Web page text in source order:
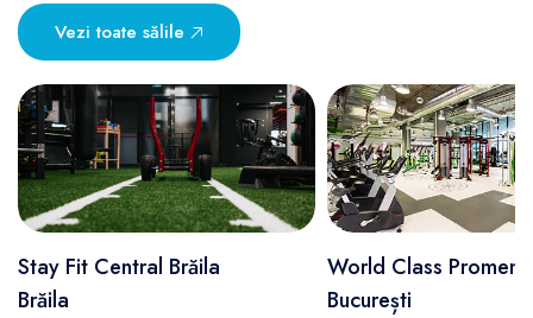
Vezi toate sălile
Stay Fit Central Brăila
Brăila
World Class
București